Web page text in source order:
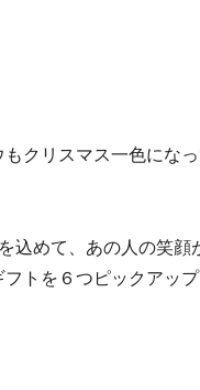
クリスマス一色にな
込めて、あの人の笑
トを６つピックアッ